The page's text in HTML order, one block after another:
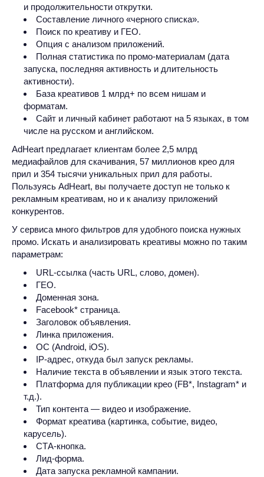
и продолжительности открутки.
Составление личного «черного списка».
Поиск по креативу и ГЕО.
Опция с анализом приложений.
Полная статистика по промо-материалам (дата
запуска, последняя активность и длительность
активности).
База креативов 1 млрд+ по всем нишам и
форматам.
Сайт и личный кабинет работают на 5 языках, в том
числе на русском и английском.
AdHeart предлагает клиентам более 2,5 млрд
медиафайлов для скачивания, 57 миллионов крео для
прил и 354 тысячи уникальных прил для работы.
Пользуясь AdHeart, вы получаете доступ не только к
рекламным креативам, но и к анализу приложений
конкурентов.
У сервиса много фильтров для удобного поиска нужных
промо. Искать и анализировать креативы можно по таким
параметрам:
URL-ссылка (часть URL, слово, домен).
ГЕО.
Доменная зона.
Facebook* страница.
Заголовок объявления.
Линка приложения.
ОС (Android, iOS).
IP-адрес, откуда был запуск рекламы.
Наличие текста в объявлении и язык этого текста.
Платформа для публикации крео (FB*, Instagram* и
т.д.).
Тип контента — видео и изображение.
Формат креатива (картинка, событие, видео,
карусель).
СТА-кнопка.
Лид-форма.
Дата запуска рекламной кампании.